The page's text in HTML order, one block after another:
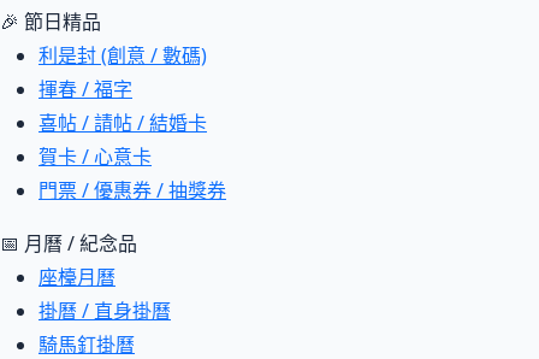
🎉 節日精品
利是封 (創意 / 數碼)
揮春 / 福字
喜帖 / 請帖 / 結婚卡
賀卡 / 心意卡
門票 / 優惠券 / 抽獎券
📅 月曆 / 紀念品
座檯月曆
掛曆 / 直身掛曆
騎馬釘掛曆